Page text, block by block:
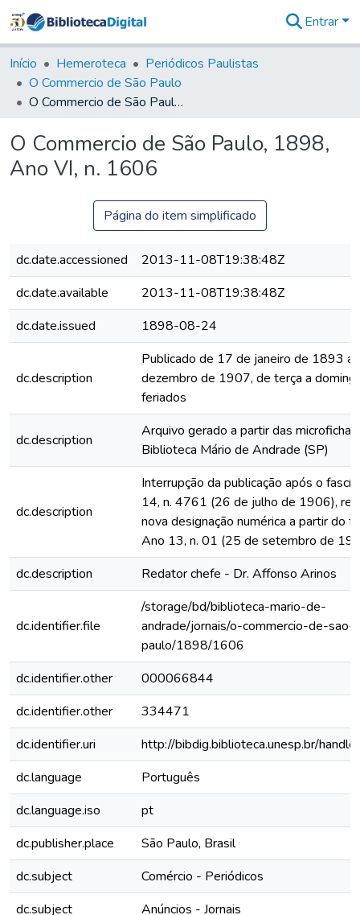
&
Coleções
Tudo na
Biblioteca
Estatísticas
Entrar
Início Hemeroteca
Periódicos Paulistas
O Commercio de São Paulo
O Commercio de São Paulo, 1898, Ano VI, n. 1606
O Commercio de São Paulo, 1898,
Ano VI, n. 1606
Página do item simplificado
dc.date.accessioned
2013-11-08T19:38:48Z
dc.date.available
2013-11-08T19:38:48Z
dc.date.issued
1898-08-24
dc.description
Publicado de 17 de janeiro de 1893 a
dezembro de 1907, de terça a
feriados
dc.description
Arquivo gerado a partir das
Biblioteca Mário de Andrade (SP)
dc.description
Interrupção da publicação após o
14, n. 4761 (26 de julho de 1906),
nova designação numérica a partir do
Ano 13, n. 01 (25 de setembro de
dc.description
Redator chefe - Dr. Affonso Arinos
dc.identifier.file
/storage/bd/biblioteca-mario-de-
andrade/jornais/o-commercio-de-sao-
paulo/1898/1606
dc.identifier.other
000066844
dc.identifier.other
334471
dc.identifier.uri
http://bibdig.biblioteca.unesp.br/
dc.language
Português
dc.language.iso
pt
dc.publisher.place
São Paulo, Brasil
dc.subject
Comércio - Periódicos
dc.subject
Anúncios - Jornais